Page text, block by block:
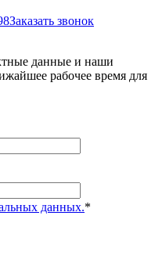
Заказать звонок
данные и наши
рабочее время для
данных.*